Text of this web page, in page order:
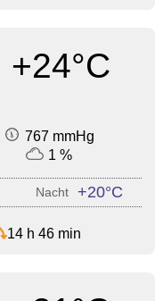
+24°C
767 mmHg
1 %
Nacht +20°C
14 h 46 min